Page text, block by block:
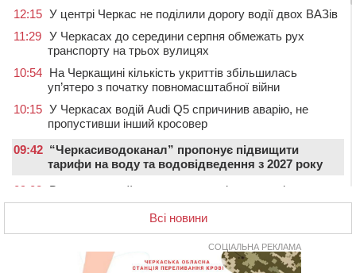
12:15 У центрі Черкас не поділили дорогу водії двох ВАЗів
11:29 У Черкасах до середини серпня обмежать рух
транспорту на трьох вулицях
10:54 На Черкащині кількість укриттів збільшилась
уп’ятеро з початку повномасштабної війни
10:15 У Черкасах водій Audi Q5 спричинив аварію, не
пропустивши інший кросовер
09:42 “Черкасиводоканал” пропонує підвищити
тарифи на воду та водовідведення з 2027 року
09:08
Встановити гойдалки, карусель і закупити іграшки: у
Черкасах просять покращити умови в дитсадку
08:22 “На щиті” у Чорнобаївську громаду повертається
полеглий біля Кліщіївки воїн
Всі новини
СОЦІАЛЬНА РЕКЛАМА